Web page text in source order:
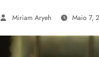
Miriam Aryeh Maio 7,